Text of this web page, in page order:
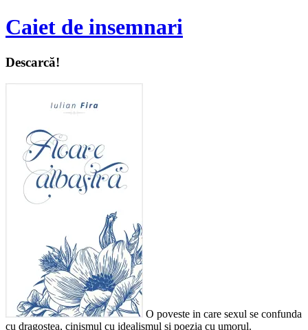
Caiet de insemnari
Descarcă!
O poveste in care sexul se confunda
cu dragostea, cinismul cu idealismul si poezia cu umorul.